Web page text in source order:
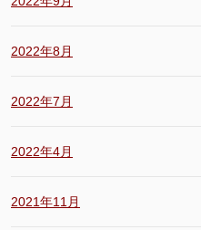
2022年8月
2022年7月
2022年4月
2021年11月